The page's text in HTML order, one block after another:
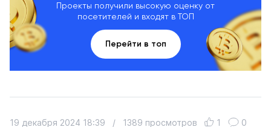
Проекты получили высокую оценку от
посетителей и входят в ТОП
Перейти в топ
19 декабря 2024 18:39 / 1389 просмотров 1 0